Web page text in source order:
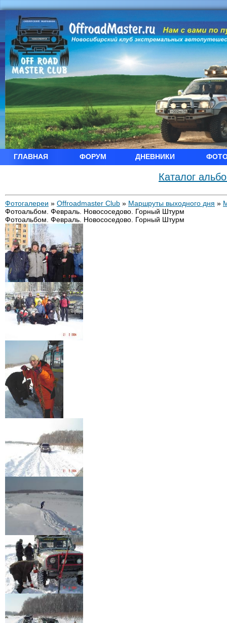
ГЛАВНАЯ ФОРУМ ДНЕВНИКИ
Каталог
Фотогалереи » Offroadmaster Club » Маршруты выходного дня »
Фотоальбом. Февраль. Новососедово. Горный Штурм
Фотоальбом. Февраль. Новососедово. Горный Штурм